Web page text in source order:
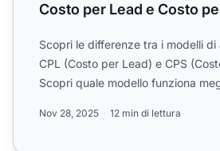
Costo per Lead e Costo
Scopri le differenze tra i modelli
CPL (Costo per Lead) e CPS
Scopri quale modello funziona
Nov 28, 2025 12 min di lettura